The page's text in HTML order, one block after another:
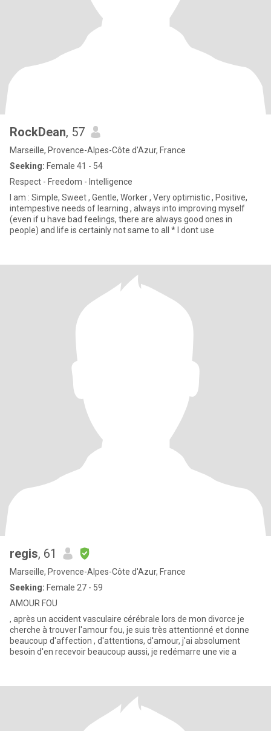
RockDean, 57
Marseille, Provence-Alpes-Côte d'Azur, France
Seeking: Female 41 - 54
Respect - Freedom - Intelligence
I am : Simple, Sweet , Gentle, Worker , Very optimistic , Positive,
intempestive needs of learning , always into improving myself
(even if u have bad feelings, there are always good ones in
people) and life is certainly not same to all * I dont use
regis, 61
Marseille, Provence-Alpes-Côte d'Azur, France
Seeking: Female 27 - 59
AMOUR FOU
, après un accident vasculaire cérébrale lors de mon divorce je
cherche à trouver l'amour fou, je suis très attentionné et donne
beaucoup d'affection , d'attentions, d'amour, j'ai absolument
besoin d'en recevoir beaucoup aussi, je redémarre une vie a